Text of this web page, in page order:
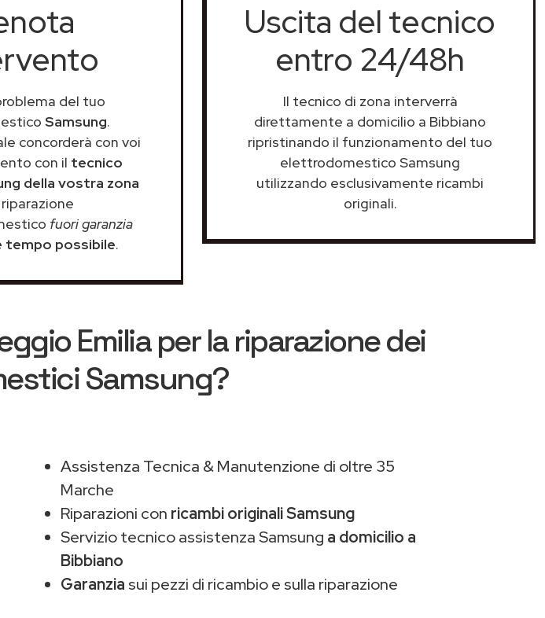
del tuo
Samsung.
concorderà con voi
con il tecnico
della vostra zona
fuori garanzia
tempo possibile.
Uscita del tecnico
entro 24/48h
Il tecnico di zona interverrà
direttamente a domicilio a Bibbiano
ripristinando il funzionamento del tuo
elettrodomestico Samsung
utilizzando esclusivamente ricambi
originali.
Emiliaper la riparazione dei
Samsung?
Assistenza Tecnica & Manutenzione di oltre 35
Marche
Riparazioni con ricambi originali Samsung
Servizio tecnico assistenza Samsung a domicilio a
Bibbiano
Garanzia sui pezzi di ricambio e sulla riparazione